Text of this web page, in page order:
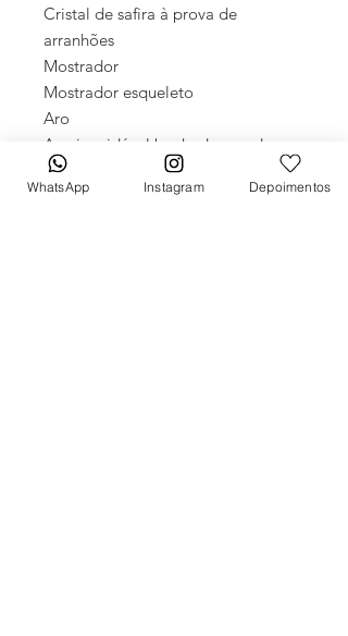
Cristal de safira à prova de
arranhões
Mostrador
Mostrador esqueleto
Aro
Aço inoxidável banhado a pvd
Pulseira
Borracha azul
WhatsApp Instagram Depoimentos